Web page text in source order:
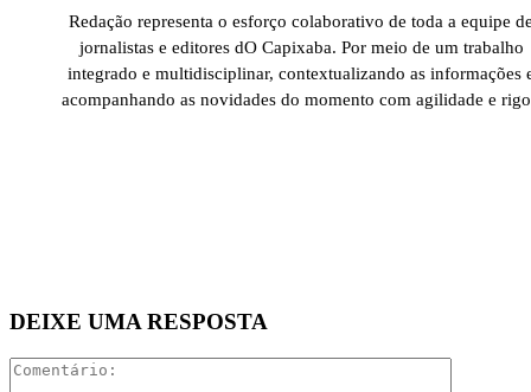
Redação representa o esforço colaborativo de toda a equipe
jornalistas e editores dO Capixaba. Por meio de um trabalho
integrado e multidisciplinar, contextualizando as informações
acompanhando as novidades do momento com agilidade e
DEIXE UMA RESPOSTA